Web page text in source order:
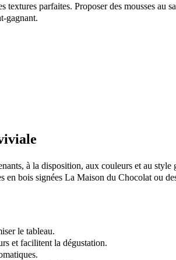
parfaites. Proposer des mousses au
gagnant.
à la disposition, aux couleurs et au style
en bois signées La Maison du Chocolat ou
le tableau.
et facilitent la dégustation.